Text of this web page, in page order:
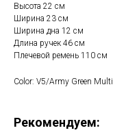
Высота 22 см
Ширина 23 см
Ширина дна 12 см
Длина ручек 46 см
Плечевой ремень 110 см
Color: V5/Army Green Multi
Рекомендуем: